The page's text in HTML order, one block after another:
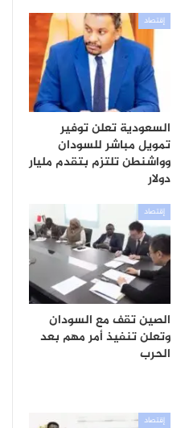
إقتصاد
السعودية تعلن توفير
تمويل مباشر للسودان
وواشنطن تلتزم بتقدم مليار
دولار
إقتصاد
الصين تقف مع السودان
وتعلن تنفيذ أمر مهم بعد
الحرب
إقتصاد